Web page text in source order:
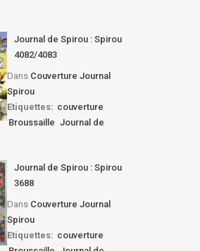
Journal de Spirou : Spirou
4082/4083
Dans Couverture Journal
Spirou
Etiquettes: couverture
Broussaille Journal de
Journal de Spirou : Spirou
3688
Dans Couverture Journal
Spirou
Etiquettes: couverture